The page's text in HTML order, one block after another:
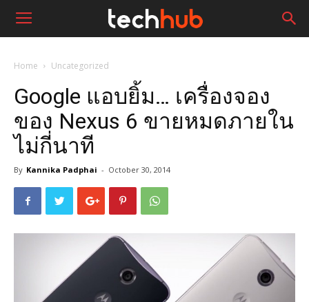
Home Uncategorized
Google แอบยิ้ม… เครื่องจอง
ของ Nexus 6 ขายหมดภายใน
ไม่กี่นาที
By Kannika Padphai - October 30, 2014